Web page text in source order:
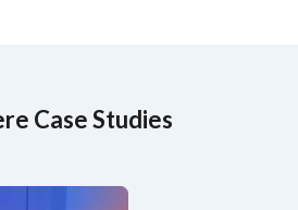
Case Studies